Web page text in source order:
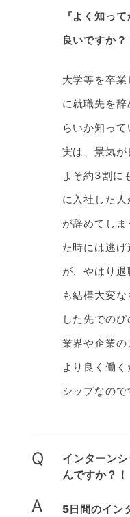
『よく知っ
良いですか？
大学等を卒
に就職先を
らいか知って
実は、景気
よそ約3割に
に入社した
が辞めてし
た時には逃
が、やはり
も結構大変
した先での
業界や企業
より良く働
シップなので
Q
インターン
んですか？！
A
5日間のイン